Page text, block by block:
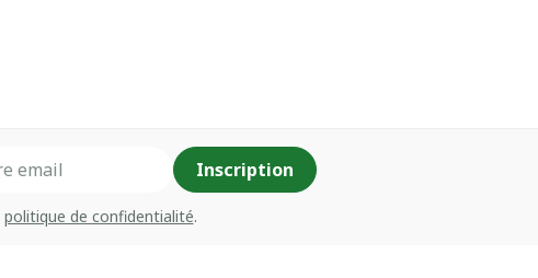
Inscription
politique de confidentialité.